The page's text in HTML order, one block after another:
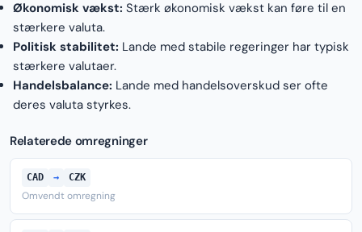
Økonomisk vækst: Stærk økonomisk vækst kan føre til en
stærkere valuta.
Politisk stabilitet: Lande med stabile regeringer har typisk
stærkere valutaer.
Handelsbalance: Lande med handelsoverskud ser ofte
deres valuta styrkes.
Relaterede omregninger
CAD → CZK
Omvendt omregning